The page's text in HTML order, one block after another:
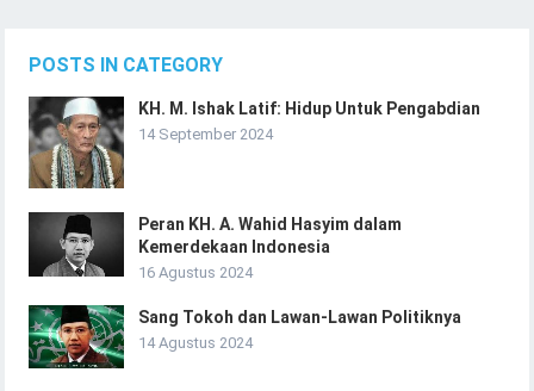
POSTS IN CATEGORY
KH. M. Ishak Latif: Hidup Untuk Pengabdian
14 September 2024
Peran KH. A. Wahid Hasyim dalam
Kemerdekaan Indonesia
16 Agustus 2024
Sang Tokoh dan Lawan-Lawan Politiknya
14 Agustus 2024